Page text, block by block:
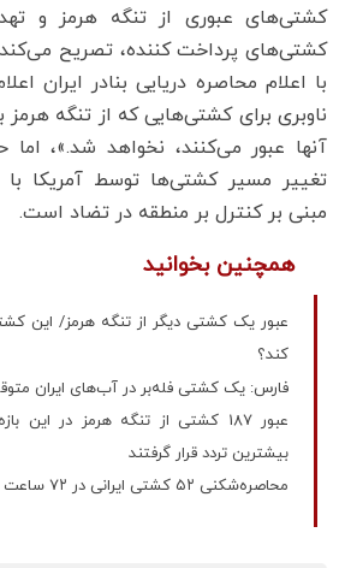
کشتی‌های عبوری از تنگه هرمز و
کشتی‌های پرداخت کننده، تصریح
با اعلام محاصره دریایی بنادر ایران
ناوبری برای کشتی‌هایی که از تنگه هرمز
آنها عبور می‌کنند، نخواهد شد.»،
تغییر مسیر کشتی‌ها توسط آمریکا با
مبنی بر کنترل بر منطقه در تضاد است.
همچنین بخوانید
عبور یک کشتی دیگر از تنگه هرمز/ این
کند؟
فارس: یک کشتی فله‌بر در آب‌های ایران
بیشترین تردد قرار گرفتند
محاصره‌شکنی ۵۲ کشتی ایرانی در ۷۲ ساعت